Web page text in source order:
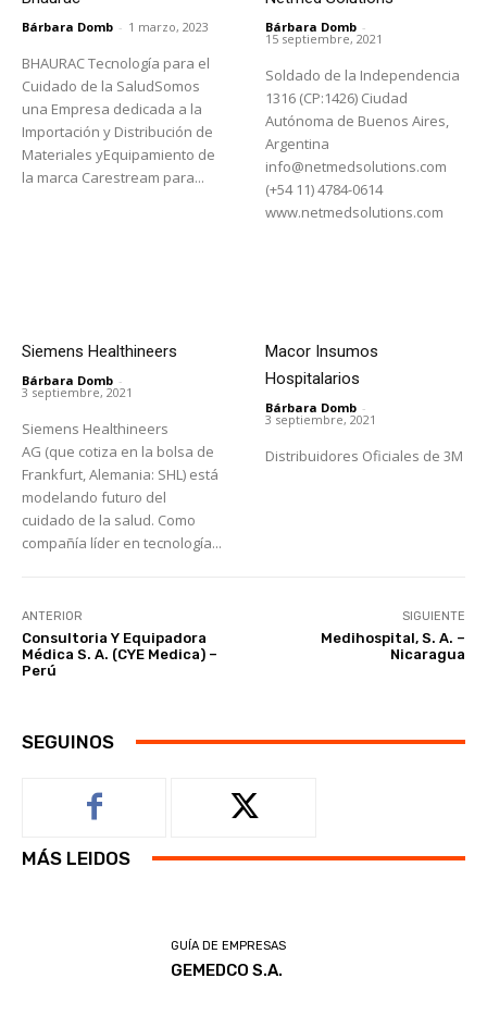
Bárbara Domb - 1 marzo, 2023
BHAURAC Tecnología para el
Cuidado de la SaludSomos
una Empresa dedicada a la
Importación y Distribución de
Materiales yEquipamiento de
la marca Carestream para...
Bárbara Domb -
15 septiembre, 2021
Soldado de la Independencia
1316 (CP:1426) Ciudad
Autónoma de Buenos Aires,
Argentina
info@netmedsolutions.com
(+54 11) 4784-0614
www.netmedsolutions.com
Siemens Healthineers
Bárbara Domb -
3 septiembre, 2021
Siemens Healthineers
AG (que cotiza en la bolsa de
Frankfurt, Alemania: SHL) está
modelando futuro del
cuidado de la salud. Como
compañía líder en tecnología...
Macor Insumos
Hospitalarios
Bárbara Domb -
3 septiembre, 2021
Distribuidores Oficiales de 3M
ANTERIOR
Consultoria Y Equipadora
Médica S. A. (CYE Medica) –
Perú
SIGUIENTE
Medihospital, S. A. –
Nicaragua
SEGUINOS
MÁS LEIDOS
GUÍA DE EMPRESAS
GEMEDCO S.A.